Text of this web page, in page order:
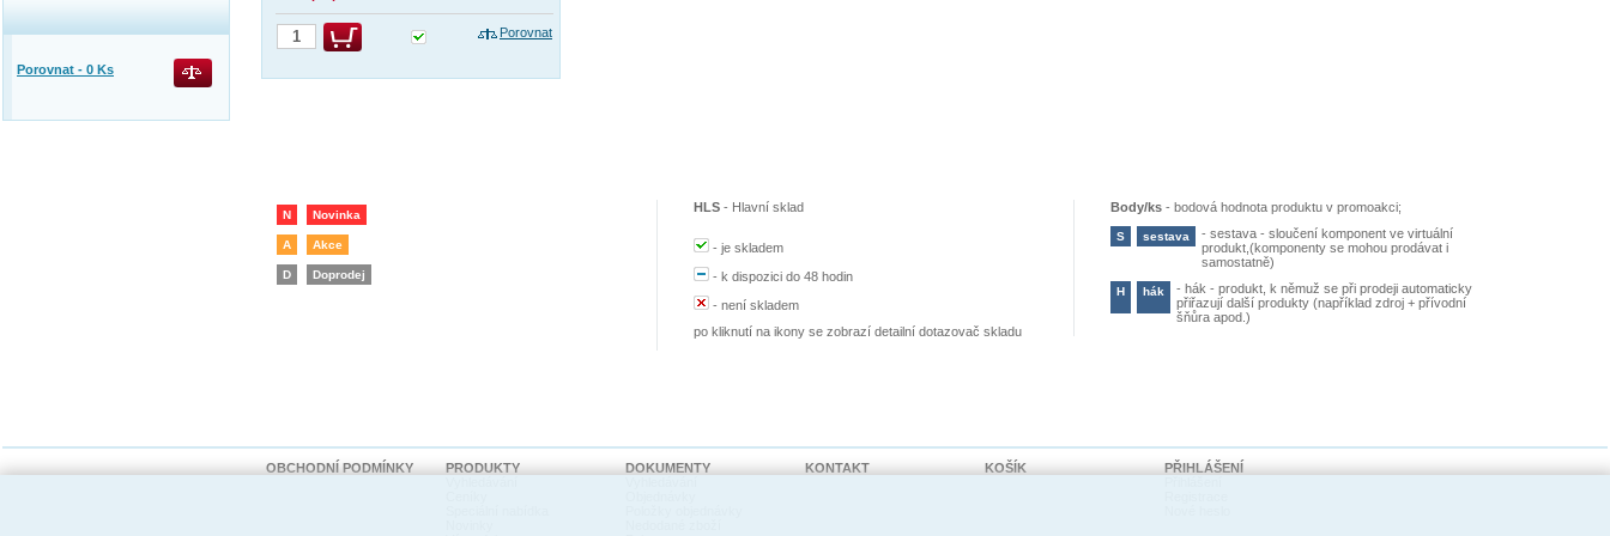
Porovnat
N Novinka
A Akce
D Doprodej
HLS - Hlavní sklad
-je skladem
-k dispozici do 48 hodin
-není skladem
po kliknutí na ikony se zobrazí detailní dotazovač skladu
Body/ks -bodová hodnota produktu v promoakci;
S sestava -sestava - sloučení komponent ve virtuální
produkt,(komponenty se mohou prodávat i
samostatně)
H hák -hák - produkt, k němuž se při prodeji automaticky
přiřazují další produkty (například zdroj + přívodní
šňůra apod.)
Porovnat - 0 Ks
OBCHODNÍ PODMÍNKY
PRODUKTY
DOKUMENTY
KONTAKT KOŠÍK
PŘIHLÁŠENÍ